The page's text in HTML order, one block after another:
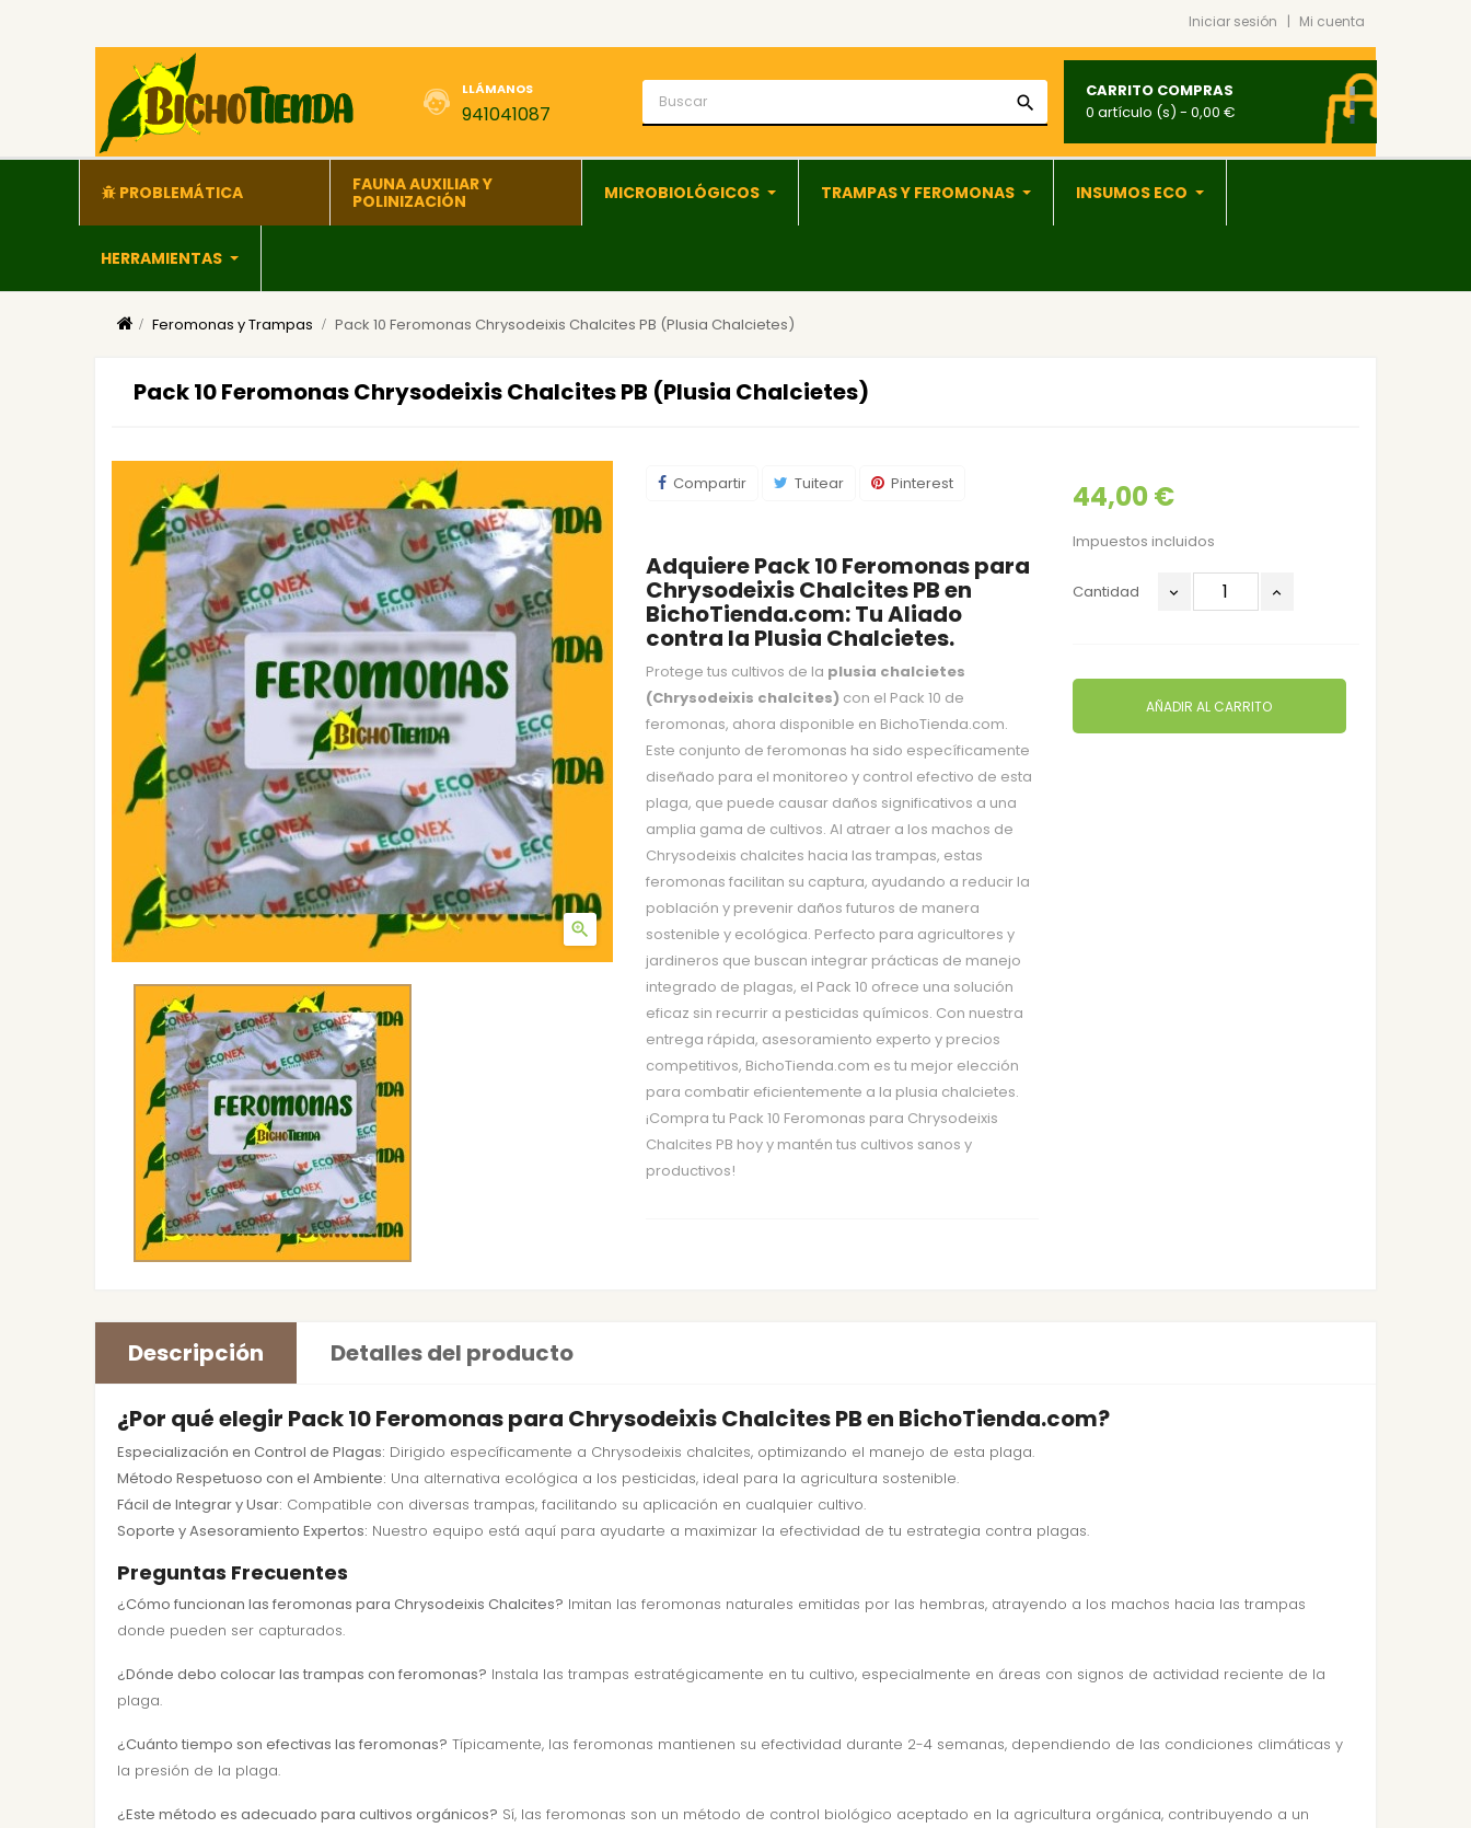
Iniciar sesión Mi cuenta
LLÁMANOS
941041087 search
CARRITO COMPRAS
0 artículo (s) - 0,00 €
PROBLEMÁTICA
FAUNA AUXILIAR Y
POLINIZACIÓN
MICROBIOLÓGICOS TRAMPAS Y FEROMONAS INSUMOS ECO
HERRAMIENTAS
Feromonas y Trampas Pack 10 Feromonas Chrysodeixis Chalcites PB (Plusia Chalcietes)
Pack 10 Feromonas Chrysodeixis Chalcites PB (Plusia Chalcietes)

44,00 €
Impuestos incluidos
Cantidad
AÑADIR AL CARRITO
Compartir Tuitear Pinterest
Adquiere Pack 10 Feromonas para
Chrysodeixis Chalcites PB en
BichoTienda.com: Tu Aliado
contra la Plusia Chalcietes.
Protege tus cultivos de la plusia chalcietes
(Chrysodeixis chalcites) con el Pack 10 de
feromonas, ahora disponible en BichoTienda.com.
Este conjunto de feromonas ha sido específicamente
diseñado para el monitoreo y control efectivo de esta
plaga, que puede causar daños significativos a una
amplia gama de cultivos. Al atraer a los machos de
Chrysodeixis chalcites hacia las trampas, estas
feromonas facilitan su captura, ayudando a reducir la
población y prevenir daños futuros de manera
sostenible y ecológica. Perfecto para agricultores y
jardineros que buscan integrar prácticas de manejo
integrado de plagas, el Pack 10 ofrece una solución
eficaz sin recurrir a pesticidas químicos. Con nuestra
entrega rápida, asesoramiento experto y precios
competitivos, BichoTienda.com es tu mejor elección
para combatir eficientemente a la plusia chalcietes.
¡Compra tu Pack 10 Feromonas para Chrysodeixis
Chalcites PB hoy y mantén tus cultivos sanos y
productivos!
Descripción Detalles del producto
¿Por qué elegir Pack 10 Feromonas para Chrysodeixis Chalcites PB en BichoTienda.com?
Especialización en Control de Plagas: Dirigido específicamente a Chrysodeixis chalcites, optimizando el manejo de esta plaga.
Método Respetuoso con el Ambiente: Una alternativa ecológica a los pesticidas, ideal para la agricultura sostenible.
Fácil de Integrar y Usar: Compatible con diversas trampas, facilitando su aplicación en cualquier cultivo.
Soporte y Asesoramiento Expertos: Nuestro equipo está aquí para ayudarte a maximizar la efectividad de tu estrategia contra plagas.
Preguntas Frecuentes
¿Cómo funcionan las feromonas para Chrysodeixis Chalcites? Imitan las feromonas naturales emitidas por las hembras, atrayendo a los machos hacia las trampas
donde pueden ser capturados.
¿Dónde debo colocar las trampas con feromonas? Instala las trampas estratégicamente en tu cultivo, especialmente en áreas con signos de actividad reciente de la
plaga.
¿Cuánto tiempo son efectivas las feromonas? Típicamente, las feromonas mantienen su efectividad durante 2-4 semanas, dependiendo de las condiciones climáticas y
la presión de la plaga.
¿Este método es adecuado para cultivos orgánicos? Sí, las feromonas son un método de control biológico aceptado en la agricultura orgánica, contribuyendo a un